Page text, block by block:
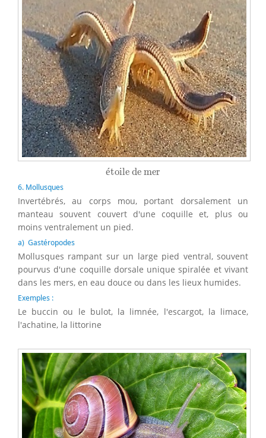
étoile de mer
étoile de mer
6. Mollusques
Invertébrés, au corps mou, portant dorsalement un
manteau souvent couvert d'une coquille et, plus ou
moins ventralement un pied.
a) Gastéropodes
Mollusques rampant sur un large pied ventral, souvent
pourvus d'une coquille dorsale unique spiralée et vivant
dans les mers, en eau douce ou dans les lieux humides.
Exemples :
Le buccin ou le bulot, la limnée, l'escargot, la limace,
l'achatine, la littorine